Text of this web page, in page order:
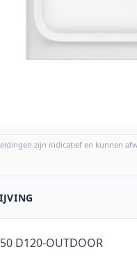
zijn indicatief en kunnen
D120-OUTDOOR